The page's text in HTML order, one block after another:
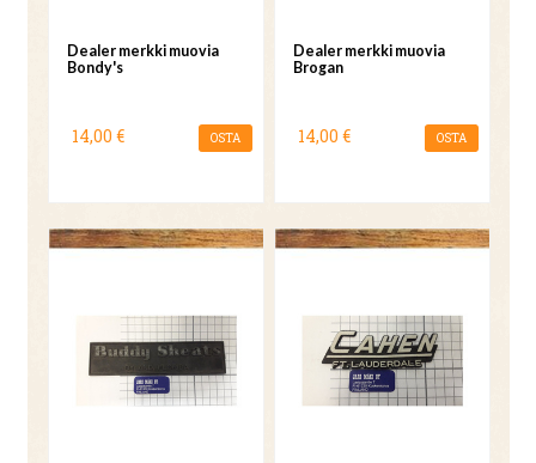
Dealer merkki muovia
Bondy's
14,00 € OSTA
Dealer merkki muovia
Brogan
14,00 € OSTA